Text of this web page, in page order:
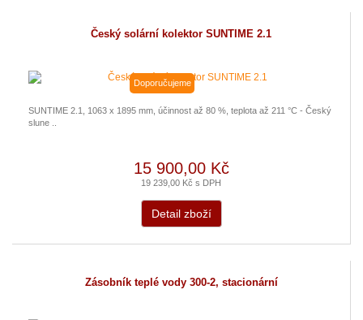
Český solární kolektor SUNTIME 2.1
Doporučujeme
SUNTIME 2.1, 1063 x 1895 mm, účinnost až 80 %, teplota až 211 °C - Český
slune ..
15 900,00 Kč
19 239,00 Kč s DPH
Detail zboží
Zásobník teplé vody 300-2, stacionární